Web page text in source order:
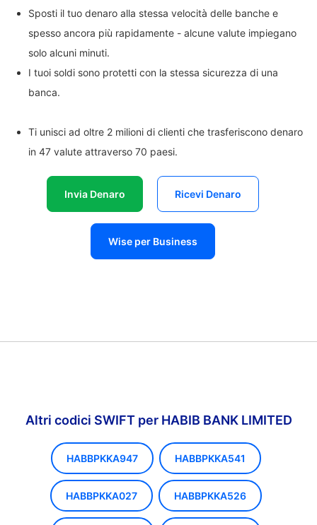
Sposti il tuo denaro alla stessa velocità delle banche e
spesso ancora più rapidamente - alcune valute impiegano
solo alcuni minuti.
I tuoi soldi sono protetti con la stessa sicurezza di una
banca.
Ti unisci ad oltre 2 milioni di clienti che trasferiscono denaro
in 47 valute attraverso 70 paesi.
Invia Denaro Ricevi Denaro
Wise per Business
Altri codici SWIFT per HABIB BANK LIMITED
HABBPKKA947 HABBPKKA541
HABBPKKA027 HABBPKKA526